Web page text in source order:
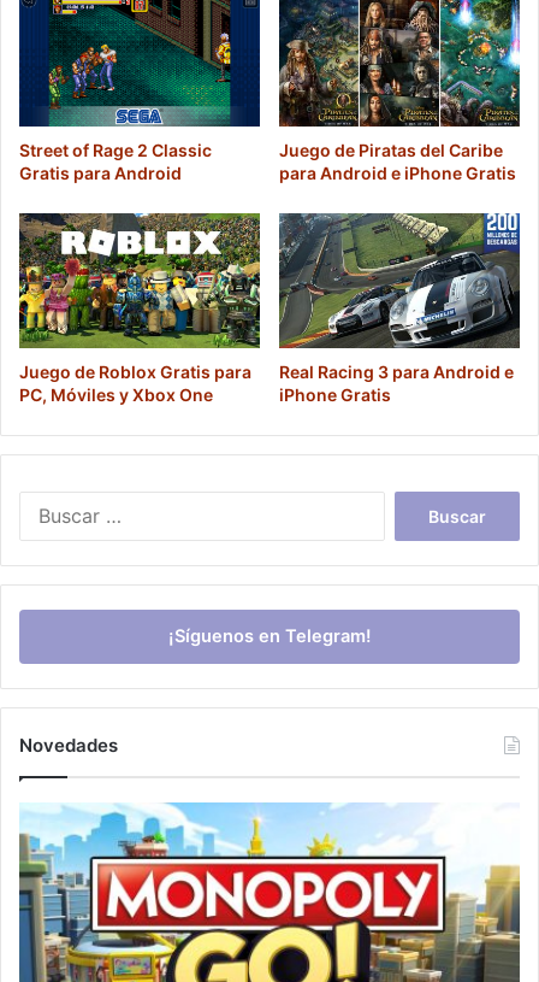
Street of Rage 2 Classic
Gratis para Android
Juego de Piratas del Caribe
para Android e iPhone Gratis
Juego de Roblox Gratis para
PC, Móviles y Xbox One
Real Racing 3 para Android e
iPhone Gratis
¡Síguenos en Telegram!
Novedades